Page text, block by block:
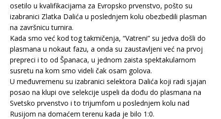
osetilo u kvalifikacijama za Evropsko prvenstvo, pošto su
izabranici Zlatka Dalića u poslednjem kolu obezbedili plasman
na završnicu turnira.
Kada smo već kod tog takmičenja, “Vatreni” su jedva došli do
plasmana u nokaut fazu, a onda su zaustavljeni već na prvoj
prepreci i to od Španaca, u jednom zaista spektakularnom
susretu na kom smo videli čak osam golova.
U međuvremenu su izabranici selektora Dalića koji radi sjajan
posao na klupi ove selekcije uspeli da dođu do plasmana na
Svetsko prvenstvo i to trijumfom u poslednjem kolu nad
Rusijom na domaćem terenu kada je bilo 1:0.